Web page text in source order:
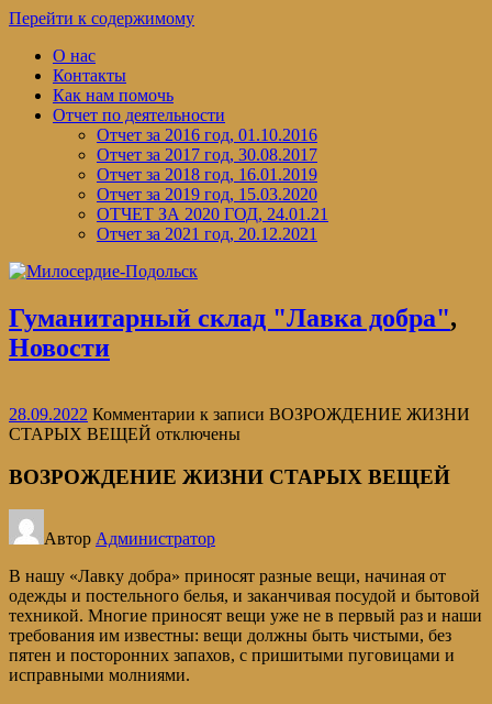
Перейти к содержимому
О нас
Контакты
Как нам помочь
Отчет по деятельности
Отчет за 2016 год, 01.10.2016
Отчет за 2017 год, 30.08.2017
Отчет за 2018 год, 16.01.2019
Отчет за 2019 год, 15.03.2020
ОТЧЕТ ЗА 2020 ГОД, 24.01.21
Отчет за 2021 год, 20.12.2021
Гуманитарный склад "Лавка добра",
Новости
28.09.2022 Комментарии к записи ВОЗРОЖДЕНИЕ ЖИЗНИ
СТАРЫХ ВЕЩЕЙ отключены
ВОЗРОЖДЕНИЕ ЖИЗНИ СТАРЫХ ВЕЩЕЙ
Автор Администратор
В нашу «Лавку добра» приносят разные вещи, начиная от
одежды и постельного белья, и заканчивая посудой и бытовой
техникой. Многие приносят вещи уже не в первый раз и наши
требования им известны: вещи должны быть чистыми, без
пятен и посторонних запахов, с пришитыми пуговицами и
исправными молниями.